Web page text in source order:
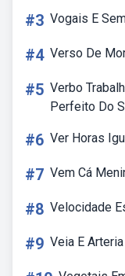
#3 Vogais E
#4 Verso De
#5 Verbo
Perfeito Do
#6 Ver Horas
#7 Vem Cá
#8 Velocidade
#9 Veia E